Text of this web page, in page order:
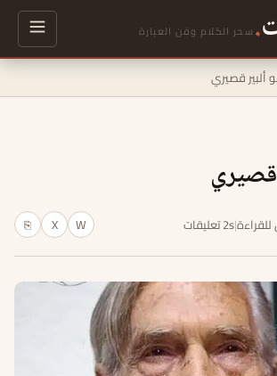
. سحر الكلام وفن العبارة
قصيري
قصيري
|2s تعليقات W
X
⎘